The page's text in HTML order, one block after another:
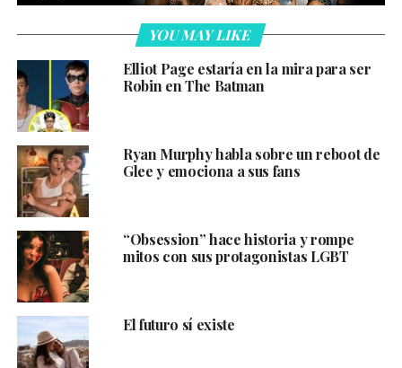
YOU MAY LIKE
Elliot Page estaría en la mira para ser
Robin en The Batman
Ryan Murphy habla sobre un reboot de
Glee y emociona a sus fans
“Obsession” hace historia y rompe
mitos con sus protagonistas LGBT
El futuro sí existe